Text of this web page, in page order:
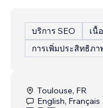
บริการ SEO
เนื้
การเพิ่มประสิทธิภ
Toulouse, FR
English, Français